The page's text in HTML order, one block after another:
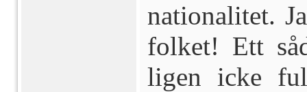
nationalitet.
folket! Ett
ligen icke